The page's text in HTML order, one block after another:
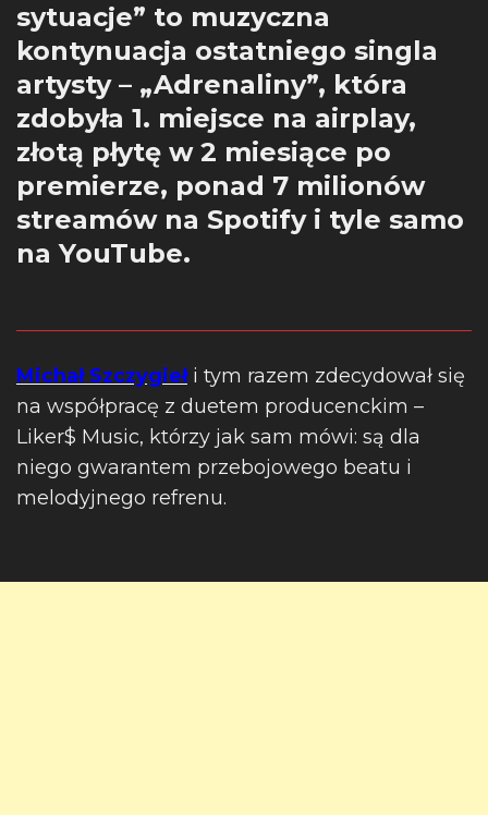
sytuacje” to muzyczna
kontynuacja ostatniego singla
artysty – „Adrenaliny”, która
zdobyła 1. miejsce na airplay,
złotą płytę w 2 miesiące po
premierze, ponad 7 milionów
streamów na Spotify i tyle samo
na YouTube.
Michał Szczygiełi tym razem zdecydował się
na współpracę z duetem producenckim –
Liker$ Music, którzy jak sam mówi: są dla
niego gwarantem przebojowego beatu i
melodyjnego refrenu.